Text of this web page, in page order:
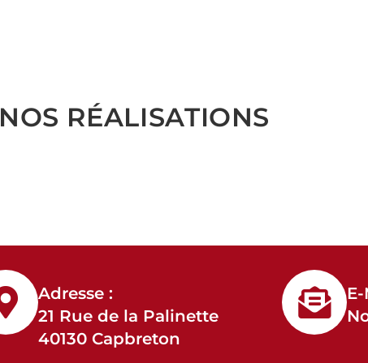
NOS RÉALISATIONS
Adresse :
21 Rue de la Palinette
40130 Capbreton